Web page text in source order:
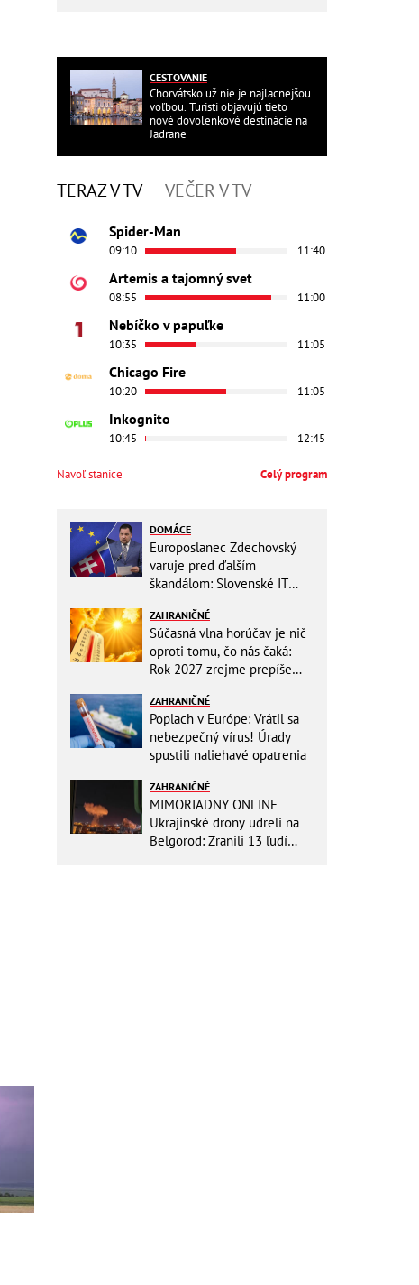
CESTOVANIE
Chorvátsko už nie je najlacnejšou
voľbou. Turisti objavujú tieto
nové dovolenkové destinácie na
Jadrane
TERAZ V TV VEČER V TV
Spider-Man
09:10 11:40
Artemis a tajomný svet
08:55 11:00
Nebíčko v papuľke
10:35 11:05
Chicago Fire
10:20 11:05
Inkognito
10:45 12:45
Navoľ stanice Celý program
DOMÁCE
Europoslanec Zdechovský
varuje pred ďalším
škandálom: Slovenské IT
hre sú milióny!
ZAHRANIČNÉ
Súčasná vlna horúčav je nič
oproti tomu, čo nás čaká:
Rok 2027 zrejme prepíše
ZAHRANIČNÉ
Poplach v Európe: Vrátil sa
nebezpečný vírus! Úrady
spustili naliehavé opatrenia
ZAHRANIČNÉ
MIMORIADNY ONLINE
Ukrajinské drony udreli na
Belgorod: Zranili 13 ľudí